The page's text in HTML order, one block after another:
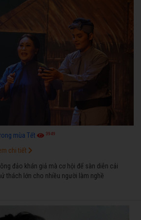
mùa Tết 3949
đảo khán giả mà cơ hội để sàn diễn cải
thách lớn cho nhiều người làm nghề
chi tiết